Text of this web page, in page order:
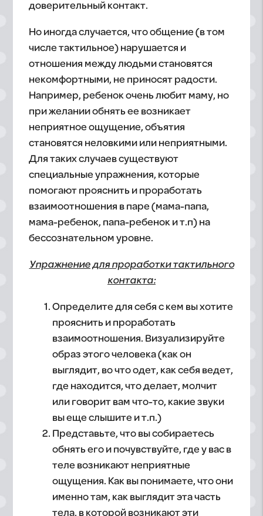
доверительный контакт.
Но иногда случается, что общение (в том
числе тактильное) нарушается и
отношения между людьми становятся
некомфортными, не приносят радости.
Например, ребенок очень любит маму, но
при желании обнять ее возникает
неприятное ощущение, объятия
становятся неловкими или неприятными.
Для таких случаев существуют
специальные упражнения, которые
помогают прояснить и проработать
взаимоотношения в паре (мама-папа,
мама-ребенок, папа-ребенок и т.п) на
бессознательном уровне.
Упражнение для проработки тактильного
контакта:
Определите для себя с кем вы хотите
прояснить и проработать
взаимоотношения. Визуализируйте
образ этого человека (как он
выглядит, во что одет, как себя ведет,
где находится, что делает, молчит
или говорит вам что-то, какие звуки
вы еще слышите и т.п.)
Представьте, что вы собираетесь
обнять его и почувствуйте, где у вас в
теле возникают неприятные
ощущения. Как вы понимаете, что они
именно там, как выглядит эта часть
тела, в которой возникают эти